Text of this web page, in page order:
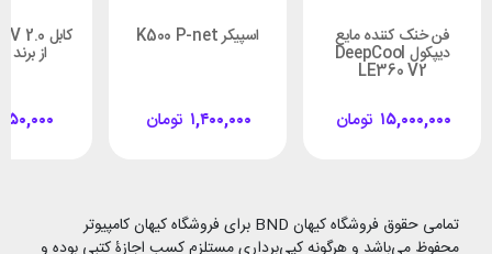
فن خنک کننده مایع
دیپکول DeepCool
LE360 V2
تومان ۱۵,۰۰۰,۰۰۰
اسپیکر K500 P-net
تومان ۱,۴۰۰,۰۰۰
از برند D-NET
تمامی حقوق فروشگاه کیهان BND برای فروشگاه کیهان کامپیوتر
محفوظ می‌باشد و هرگونه کپی‌برداری مستلزم کسب اجازۀ کتبی بوده و